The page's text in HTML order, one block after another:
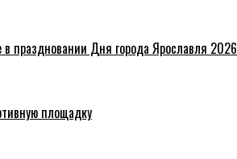
праздновании Дня города Ярославля 2026
площадку